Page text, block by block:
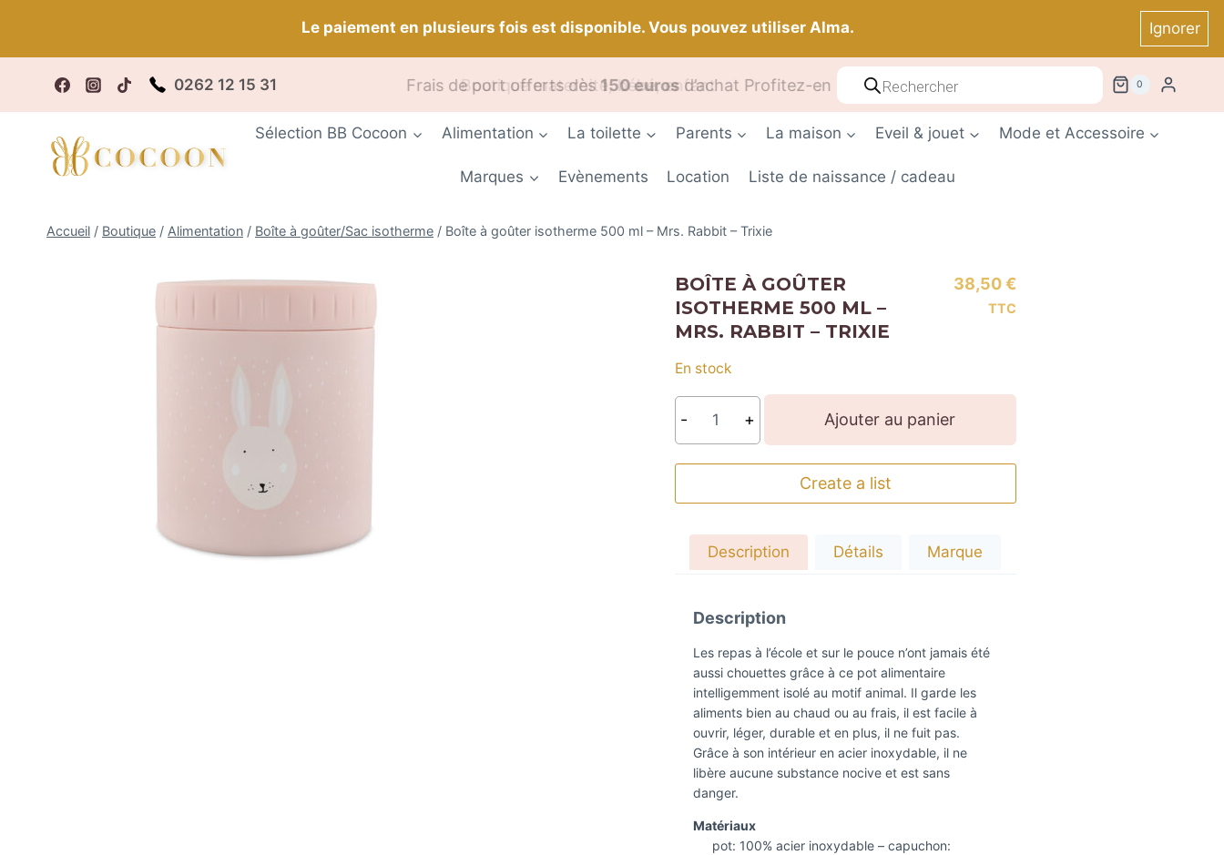
contenu
Le paiement en plusieurs fois est disponible. Vous pouvez utiliser Alma. Ignorer
0262 12 15 31 Boutique maternité, bébé, enfant
Frais de port offerts dès150 eurosd’achat Profitez-en ! *
Recherche
produits
0
Sélection BB Cocoon Alimentation La toilette Parents La maison Eveil & jouet Mode et Accessoire
Marques Evènements Location Liste de naissance / cadeau
Accueil / Boutique / Alimentation / Boîte à goûter/Sac isotherme / Boîte à goûter isotherme 500 ml – Mrs. Rabbit – Trixie
BOÎTE À GOÛTER
ISOTHERME 500 ML –
MRS. RABBIT – TRIXIE
38,50€
TTC
En stock
Quantity Ajouter au panier
Create a list
Description Détails Marque
Description
Les repas à l’école et sur le pouce n’ont jamais été
aussi chouettes grâce à ce pot alimentaire
intelligemment isolé au motif animal. Il garde les
aliments bien au chaud ou au frais, il est facile à
ouvrir, léger, durable et en plus, il ne fuit pas.
Grâce à son intérieur en acier inoxydable, il ne
libère aucune substance nocive et est sans
danger.
Matériaux
pot: 100% acier inoxydable – capuchon: